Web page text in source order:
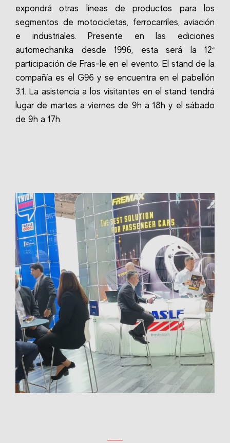
expondrá otras líneas de productos para los
segmentos de motocicletas, ferrocarriles, aviación
e industriales. Presente en las ediciones
automechanika desde 1996, esta será la 12ª
participación de Fras-le en el evento. El stand de la
compañía es el G96 y se encuentra en el pabellón
3.1. La asistencia a los visitantes en el stand tendrá
lugar de martes a viernes de 9h a 18h y el sábado
de 9h a 17h.